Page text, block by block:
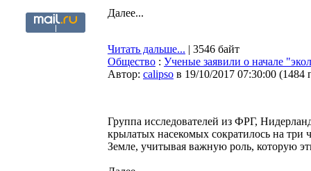
Далее...
Читать дальше... | 3546 байт
Общество : Ученые заявили о начале
Автор: calipso в 19/10/2017 07:30:00 (1484
Группа исследователей из ФРГ,
крылатых насекомых сократилось на три
Земле, учитывая важную роль, которую